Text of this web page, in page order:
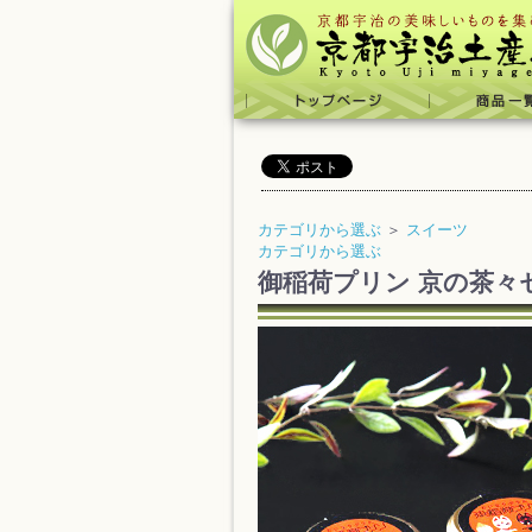
カテゴリから選ぶ ＞ スイーツ
カテゴリから選ぶ
御稲荷プリン 京の茶々